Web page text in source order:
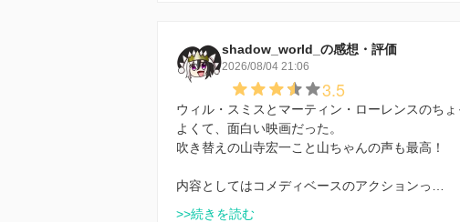
shadow_world_の感想・評価
2026/08/04 21:06
3.5
ウィル・スミスとマーティン・ローレンスのち
よくて、面白い映画だった。
吹き替えの山寺宏一こと山ちゃんの声も最高！
内容としてはコメディベースのアクションっ…
>>続きを読む